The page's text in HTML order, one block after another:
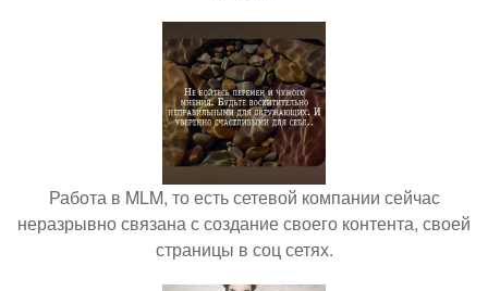
Работа в MLM, то есть сетевой компании сейчас
неразрывно связана с создание своего контента, своей
страницы в соц сетях.